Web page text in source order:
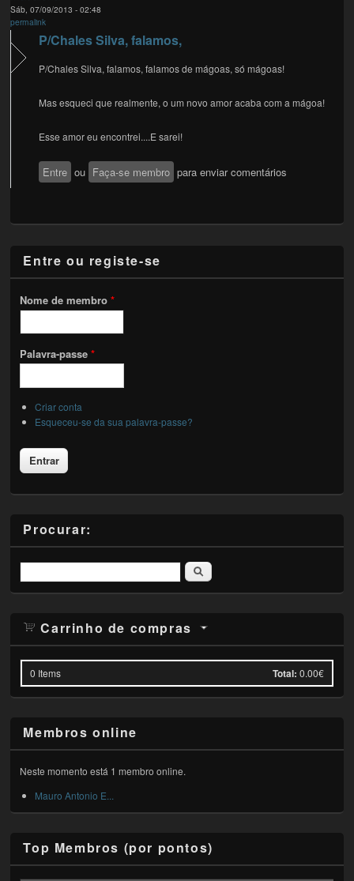
Sáb, 07/09/2013 - 02:48
permalink
P/Chales Silva, falamos,
P/Chales Silva, falamos, falamos de mágoas, só mágoas!
Mas esqueci que realmente, o um novo amor acaba com a mágoa!
Esse amor eu encontrei....E sarei!
Entre ou Faça-se membro para enviar comentários
Entre ou registe-se
Nome de membro*
Palavra-passe*
Criar conta
Esqueceu-se da sua palavra-passe?
Procurar:
Pesquisar
Carrinho de compras
0 Items Total: 0.00€
Membros online
Neste momento está 1 membro online.
Mauro Antonio E...
Top Membros (por pontos)